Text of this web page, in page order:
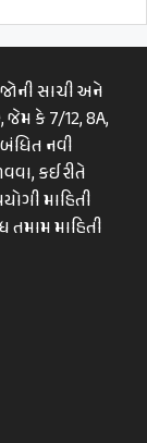
સાચી અને
કે 7/12, 8A,
નવી
કઈ રીતે
માહિતી
માહિતી